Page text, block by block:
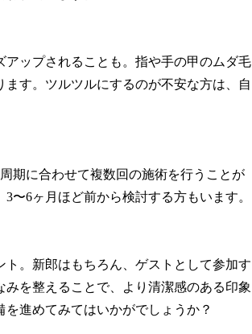
ップされることも。指や手の甲のムダ毛
す。ツルツルにするのが不安な方は、自
期に合わせて複数回の施術を行うことが
〜6ヶ月ほど前から検討する方もいます。
。新郎はもちろん、ゲストとして参加す
を整えることで、より清潔感のある印象
進めてみてはいかがでしょうか？